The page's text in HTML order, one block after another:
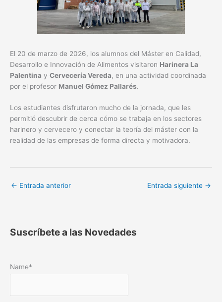
El 20 de marzo de 2026, los alumnos del Máster en Calidad,
Desarrollo e Innovación de Alimentos visitaron Harinera La
Palentina y Cervecería Vereda, en una actividad coordinada
por el profesor Manuel Gómez Pallarés.
Los estudiantes disfrutaron mucho de la jornada, que les
permitió descubrir de cerca cómo se trabaja en los sectores
harinero y cervecero y conectar la teoría del máster con la
realidad de las empresas de forma directa y motivadora.
← Entrada anterior Entrada siguiente →
Suscríbete a las Novedades
Name*